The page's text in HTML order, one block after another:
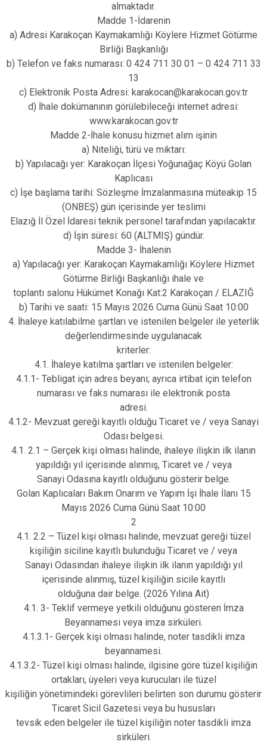
almaktadır.
Madde 1-İdarenin
a) Adresi Karakoçan Kaymakamlığı Köylere Hizmet Götürme
Birliği Başkanlığı
b) Telefon ve faks numarası: 0 424 711 30 01 – 0 424 711 33
13
c) Elektronik Posta Adresi: karakocan@karakocan.gov.tr
d) İhale dokümanının görülebileceği internet adresi:
www.karakocan.gov.tr
Madde 2-İhale konusu hizmet alım işinin
a) Niteliği, türü ve miktarı:
b) Yapılacağı yer: Karakoçan İlçesi Yoğunağaç Köyü Golan
Kaplıcası
c) İşe başlama tarihi: Sözleşme İmzalanmasına müteakip 15
(ONBEŞ) gün içerisinde yer teslimi
Elazığ İl Özel İdaresi teknik personel tarafından yapılacaktır.
d) İşin süresi: 60 (ALTMIŞ) gündür.
Madde 3- İhalenin
a) Yapılacağı yer: Karakoçan Kaymakamlığı Köylere Hizmet
Götürme Birliği Başkanlığı ihale ve
toplantı salonu Hükümet Konağı Kat:2 Karakoçan / ELAZIĞ
b) Tarihi ve saati: 15 Mayıs 2026 Cuma Günü Saat 10:00
4. İhaleye katılabilme şartları ve istenilen belgeler ile yeterlik
değerlendirmesinde uygulanacak
kriterler:
4.1. İhaleye katılma şartları ve istenilen belgeler:
4.1.1- Tebligat için adres beyanı; ayrıca irtibat için telefon
numarası ve faks numarası ile elektronik posta
adresi.
4.1.2- Mevzuat gereği kayıtlı olduğu Ticaret ve / veya Sanayi
Odası belgesi.
4.1. 2.1 – Gerçek kişi olması halinde, ihaleye ilişkin ilk ilanın
yapıldığı yıl içerisinde alınmış, Ticaret ve / veya
Sanayi Odasına kayıtlı olduğunu gösterir belge.
Golan Kaplıcaları Bakım Onarım ve Yapım İşi İhale İlanı 15
Mayıs 2026 Cuma Günü Saat 10:00
2
4.1. 2.2 – Tüzel kişi olması halinde, mevzuat gereği tüzel
kişiliğin siciline kayıtlı bulunduğu Ticaret ve / veya
Sanayi Odasından ihaleye ilişkin ilk ilanın yapıldığı yıl
içerisinde alınmış, tüzel kişiliğin sicile kayıtlı
olduğuna dair belge. (2026 Yılına Ait)
4.1. 3- Teklif vermeye yetkili olduğunu gösteren İmza
Beyannamesi veya imza sirküleri.
4.1.3.1- Gerçek kişi olması halinde, noter tasdikli imza
beyannamesi.
4.1.3.2- Tüzel kişi olması halinde, ilgisine göre tüzel kişiliğin
ortakları, üyeleri veya kurucuları ile tüzel
kişiliğin yönetimindeki görevlileri belirten son durumu gösterir
Ticaret Sicil Gazetesi veya bu hususları
tevsik eden belgeler ile tüzel kişiliğin noter tasdikli imza
sirküleri.